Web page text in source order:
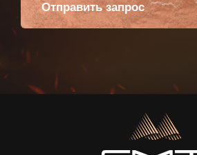
Отправить запрос
Пользуясь данной формой вы